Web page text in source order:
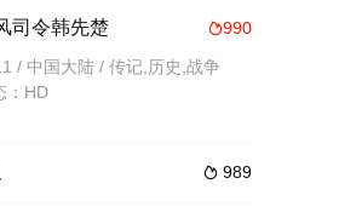
990
司令韩先楚
/ 中国大陆 / 传记,历史,战争
：HD
 989